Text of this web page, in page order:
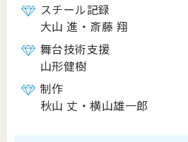
スチール記録
大山 進・斎藤 翔
舞台技術支援
山形健樹
制作
秋山 丈・横山雄一郎